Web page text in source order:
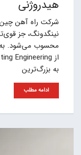
هیدروژنی
شرکت راه آهن چین
نینگدونگ، جز
محسوب می‌شود. به
به بزرگ‌ترین
ادامه مطلب